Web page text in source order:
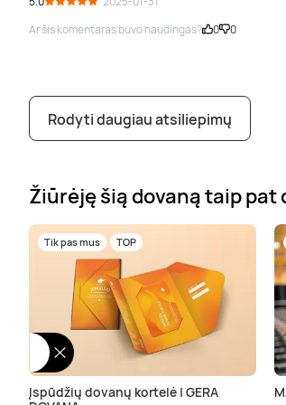
Ar šis komentaras buvo naudingas?
0 0
Rodyti daugiau atsiliepimų
Žiūrėję šią dovaną taip pat
Tik pas mus TOP
Įspūdžių dovanų kortelė | GERA